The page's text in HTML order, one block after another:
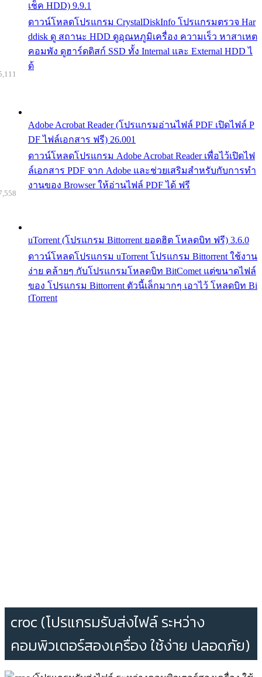
เช็ค HDD) 9.9.1
ดาวน์โหลดโปรแกรม CrystalDiskInfo โปรแกรมตรวจ Har
ddisk ดู สถานะ HDD ดูอุณหภูมิเครื่อง ความเร็ว หาสาเหต
คอมพัง ดูฮาร์ดดิสก์ SSD ทั้ง Internal และ External HDD ไ
ด้
Adobe Acrobat Reader (โปรแกรมอ่านไฟล์ PDF เปิดไฟล์ P
DF ไฟล์เอกสาร ฟรี) 26.001
ดาวน์โหลดโปรแกรม Adobe Acrobat Reader เพื่อไว้เปิดไฟ
ล์เอกสาร PDF จาก Adobe และช่วยเสริมสำหรับกับการทำ
งานของ Browser ให้อ่านไฟล์ PDF ได้ ฟรี
uTorrent (โปรแกรม Bittorrent ยอดฮิต โหลดบิท ฟรี) 3.6.0
ดาวน์โหลดโปรแกรม uTorrent โปรแกรม Bittorrent ใช้งาน
ง่าย คล้ายๆ กับโปรแกรมโหลดบิท BitComet แต่ขนาดไฟล์
ของ โปรแกรม Bittorrent ตัวนี้เล็กมากๆ เอาไว้ โหลดบิท Bi
tTorrent
croc (โปรแกรมรับส่งไฟล์ ระหว่าง
คอมพิวเตอร์สองเครื่อง ใช้ง่าย ปลอดภัย)